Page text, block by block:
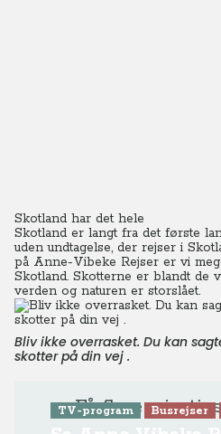
Skotland har det hele
Skotland er langt fra det første
uden undtagelse, der rejser i
på Anne-Vibeke Rejser er vi
Skotland. Skotterne er blandt de
verden og naturen er storslået.
Bliv ikke overrasket. Du kan
skotter på din vej .
Få flere
TV-program Busrejser